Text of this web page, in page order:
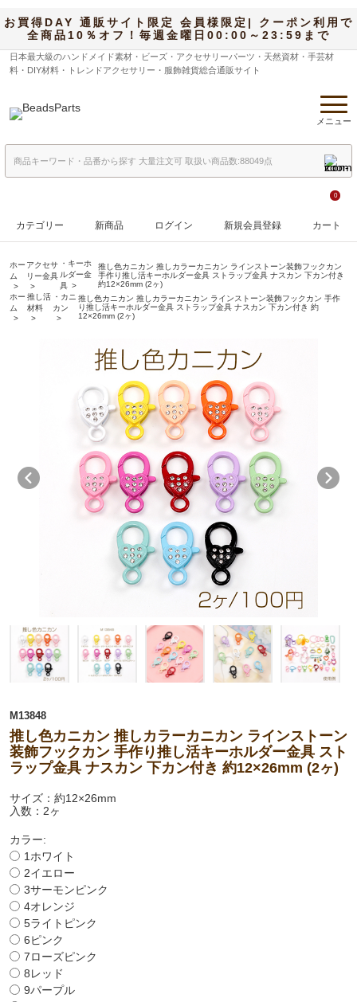
お買得DAY 通販サイト限定 会員様限定| クーポン利用で
全商品10％オフ！毎週金曜日00:00～23:59まで
日本最大級のハンドメイド素材・ビーズ・アクセサリーパーツ・天然資材・手芸材
料・DIY材料・トレンドアクセサリー・服飾雑貨総合通販サイト
メニュー
カテゴリー 新商品 ログイン 新規会員登録
0
カート
ホー
ム
アクセサ
リー金具
・キーホ
ルダー金
具
推し色カニカン 推しカラーカニカン ラインストーン装飾フックカン
手作り推し活キーホルダー金具 ストラップ金具 ナスカン 下カン付き
約12×26mm (2ヶ)
ホー
ム
推し活
材料
・カニ
カン
推し色カニカン 推しカラーカニカン ラインストーン装飾フックカン 手作
り推し活キーホルダー金具 ストラップ金具 ナスカン 下カン付き 約
12×26mm (2ヶ)
M13848
推し色カニカン 推しカラーカニカン ラインストーン
装飾フックカン 手作り推し活キーホルダー金具 スト
ラップ金具 ナスカン 下カン付き 約12×26mm (2ヶ)
サイズ：約12×26mm
入数：2ヶ
カラー:
1ホワイト
2イエロー
3サーモンピンク
4オレンジ
5ライトピンク
6ピンク
7ローズピンク
8レッド
9パープル